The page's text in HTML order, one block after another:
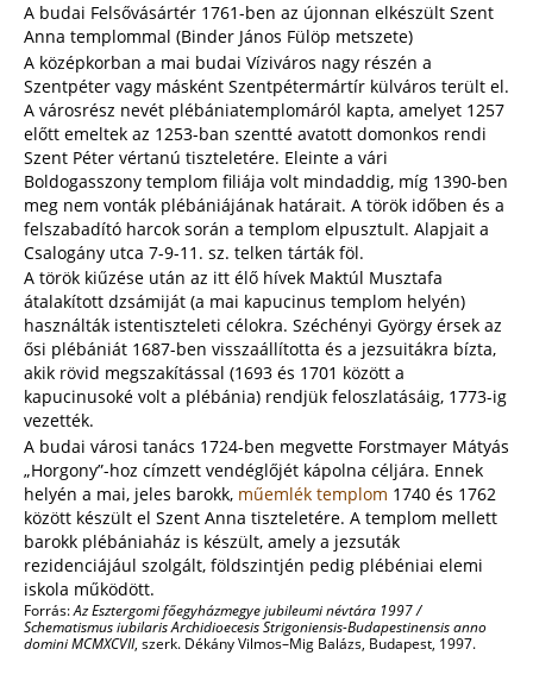
A budai Felsővásártér 1761-ben az újonnan elkészült Szent
Anna templommal (Binder János Fülöp metszete)
A középkorban a mai budai Víziváros nagy részén a
Szentpéter vagy másként Szentpétermártír külváros terült el.
A városrész nevét plébániatemplomáról kapta, amelyet 1257
előtt emeltek az 1253-ban szentté avatott domonkos rendi
Szent Péter vértanú tiszteletére. Eleinte a vári
Boldogasszony templom filiája volt mindaddig, míg 1390-ben
meg nem vonták plébániájának határait. A török időben és a
felszabadító harcok során a templom elpusztult. Alapjait a
Csalogány utca 7-9-11. sz. telken tárták föl.
A török kiűzése után az itt élő hívek Maktúl Musztafa
átalakított dzsámiját (a mai kapucinus templom helyén)
használták istentiszteleti célokra. Széchényi György érsek az
ősi plébániát 1687-ben visszaállította és a jezsuitákra bízta,
akik rövid megszakítással (1693 és 1701 között a
kapucinusoké volt a plébánia) rendjük feloszlatásáig, 1773-ig
vezették.
A budai városi tanács 1724-ben megvette Forstmayer Mátyás
„Horgony”-hoz címzett vendéglőjét kápolna céljára. Ennek
helyén a mai, jeles barokk, műemlék templom 1740 és 1762
között készült el Szent Anna tiszteletére. A templom mellett
barokk plébániaház is készült, amely a jezsuták
rezidenciájául szolgált, földszintjén pedig plébéniai elemi
iskola működött.
Forrás:Az Esztergomi főegyházmegye jubileumi névtára 1997 /
Schematismus iubilaris Archidioecesis Strigoniensis-Budapestinensis anno
domini MCMXCVII, szerk. Dékány Vilmos–Mig Balázs, Budapest, 1997.